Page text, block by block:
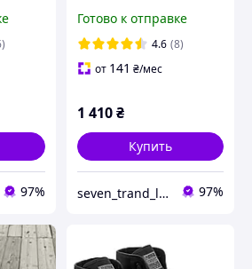
97%
Готово к отправке
4.6 (8)
от 141 ₴/мес
1 410₴
Купить
seven_trand_look 97%